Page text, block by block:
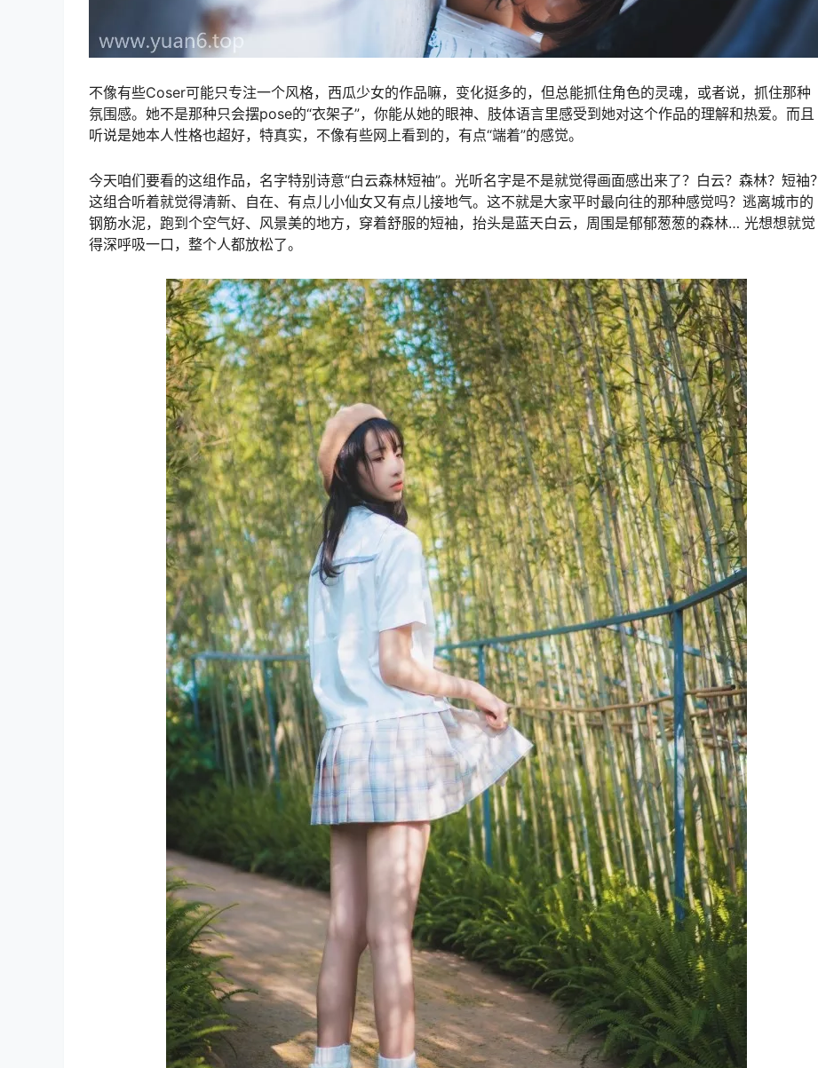
不像有些Coser可能只专注一个风格，西瓜少女的作品嘛，变化挺多的，但总能抓住角色的灵魂，或者说，抓住那种
氛围感。她不是那种只会摆pose的“衣架子”，你能从她的眼神、肢体语言里感受到她对这个作品的理解和热爱。而且
听说是她本人性格也超好，特真实，不像有些网上看到的，有点“端着”的感觉。
今天咱们要看的这组作品，名字特别诗意“白云森林短袖”。光听名字是不是就觉得画面感出来了？白云？森林？短袖？
这组合听着就觉得清新、自在、有点儿小仙女又有点儿接地气。这不就是大家平时最向往的那种感觉吗？逃离城市的
钢筋水泥，跑到个空气好、风景美的地方，穿着舒服的短袖，抬头是蓝天白云，周围是郁郁葱葱的森林… 光想想就觉
得深呼吸一口，整个人都放松了。